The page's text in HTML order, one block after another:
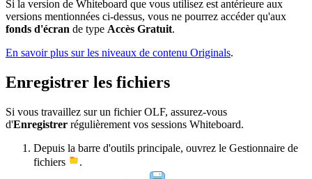
Si la version de Whiteboard que vous utilisez est antérieure aux
versions mentionnées ci-dessus, vous ne pourrez accéder qu'aux
fonds d'écran de type Accès Gratuit.
En savoir plus sur les niveaux de contenu Originals.
Enregistrer les fichiers
Si vous travaillez sur un fichier OLF, assurez-vous
d'Enregistrer régulièrement vos sessions Whiteboard.
Depuis la barre d'outils principale, ouvrez le Gestionnaire de
fichiers
.